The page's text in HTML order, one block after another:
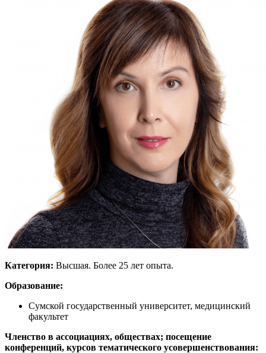
Категория: Высшая. Более 25 лет опыта.
Образование:
Сумской государственный университет, медицинский
факультет
Членство в ассоциациях, обществах; посещение
конференций, курсов тематического усовершенствования: